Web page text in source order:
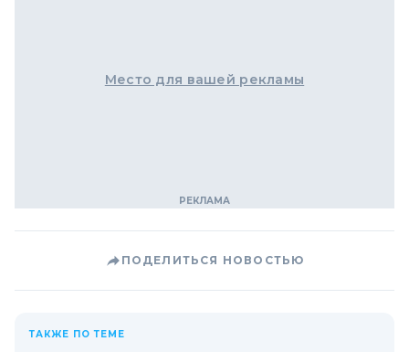
Место для вашей рекламы
ПОДЕЛИТЬСЯ НОВОСТЬЮ
ТАКЖЕ ПО ТЕМЕ